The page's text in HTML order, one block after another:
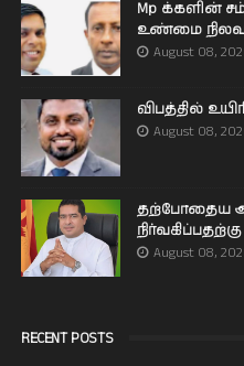
Mp க்களின்
உண்மை
August 08,
விபத்தில்
August 08,
தற்போதைய
August 08,
RECENT POSTS